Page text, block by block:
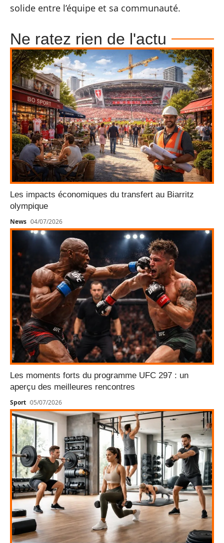
solide entre l’équipe et sa communauté.
Ne ratez rien de l'actu
Les impacts économiques du transfert au Biarritz
olympique
News 04/07/2026
Les moments forts du programme UFC 297 : un
aperçu des meilleures rencontres
Sport 05/07/2026